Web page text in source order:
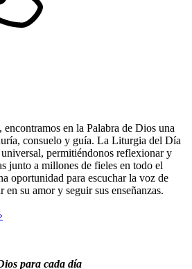
en la Palabra de Dios una
consuelo y guía. La Liturgia del Día
permitiéndonos reflexionar y
junto a millones de fieles en todo el
oportunidad para escuchar la voz de
su amor y seguir sus enseñanzas.
para cada día